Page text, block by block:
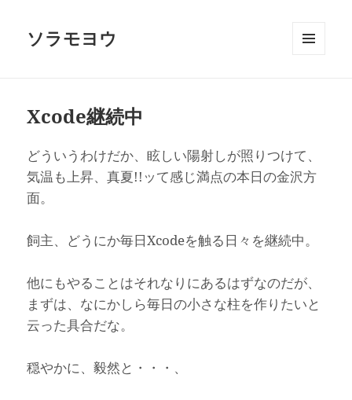
ソラモヨウ
Xcode継続中
どういうわけだか、眩しい陽射しが照りつけて、
気温も上昇、真夏!!ッて感じ満点の本日の金沢方
面。
飼主、どうにか毎日Xcodeを触る日々を継続中。
他にもやることはそれなりにあるはずなのだが、
まずは、なにかしら毎日の小さな柱を作りたいと
云った具合だな。
穏やかに、毅然と・・・、